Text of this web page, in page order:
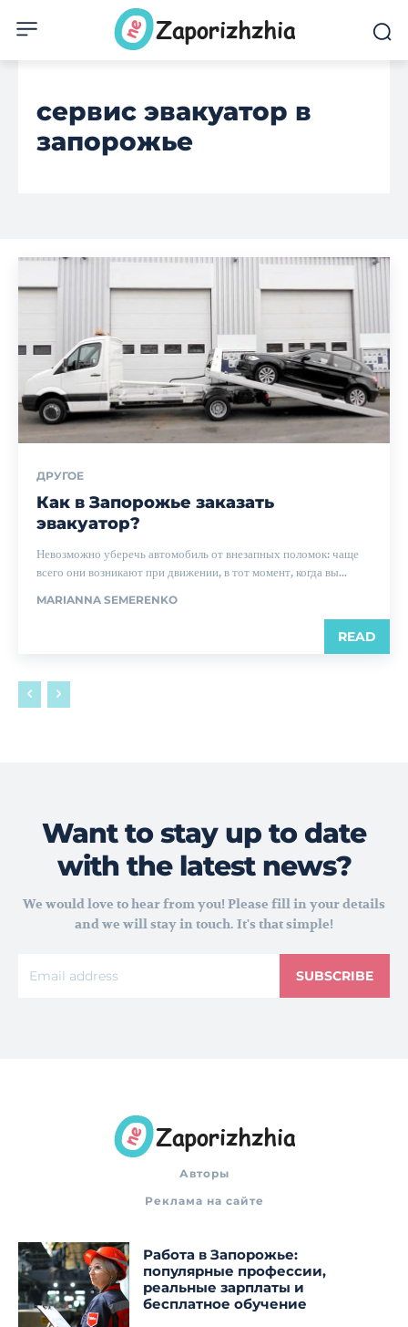
сервис эвакуатор в
запорожье
ДРУГОЕ
Как в Запорожье заказать
эвакуатор?
Невозможно уберечь автомобиль от внезапных поломок: чаще
всего они возникают при движении, в тот момент, когда вы...
MARIANNA SEMERENKO
READ
Want to stay up to date
with the latest news?
We would love to hear from you! Please fill in your details
and we will stay in touch. It's that simple!
SUBSCRIBE
Авторы
Реклама на сайте
Работа в Запорожье:
популярные профессии,
реальные зарплаты и
бесплатное обучение